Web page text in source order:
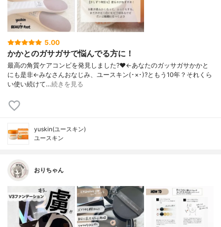
5.00
かかとのガサガサで悩んでる方に！
最高の角質ケアコンビを発見しました?❤️← あなたのガッサガサかかと
にも是非← みなさんおなじみ、ユースキン(･×･)?と もう10年？それくら
い使い続けて…続きを見る
yuskin(ユースキン)
ユースキン
おりちゃん